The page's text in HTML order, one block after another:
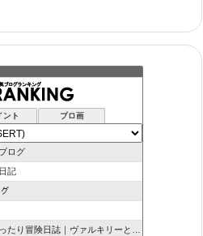
ント ブロ画
ログ
記
冒険日誌｜ヴァルキリーと闇の精霊の旅